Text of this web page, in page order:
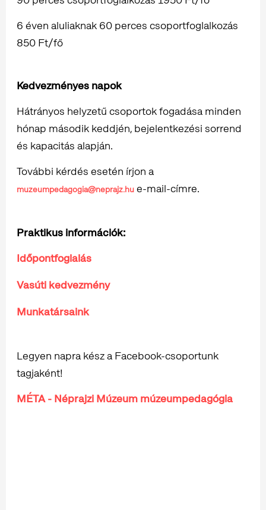
6 éven aluliaknak 60 perces csoportfoglalkozás
850 Ft/fő
Kedvezményes napok
Hátrányos helyzetű csoportok fogadása minden
hónap második keddjén, bejelentkezési sorrend
és kapacitás alapján.
További kérdés esetén írjon a
muzeumpedagogia@neprajz.hu e-mail-címre.
Praktikus információk:
Időpontfoglalás
Vasúti kedvezmény
Munkatársaink
Legyen napra kész a Facebook-csoportunk
tagjaként!
MÉTA - Néprajzi Múzeum múzeumpedagógia